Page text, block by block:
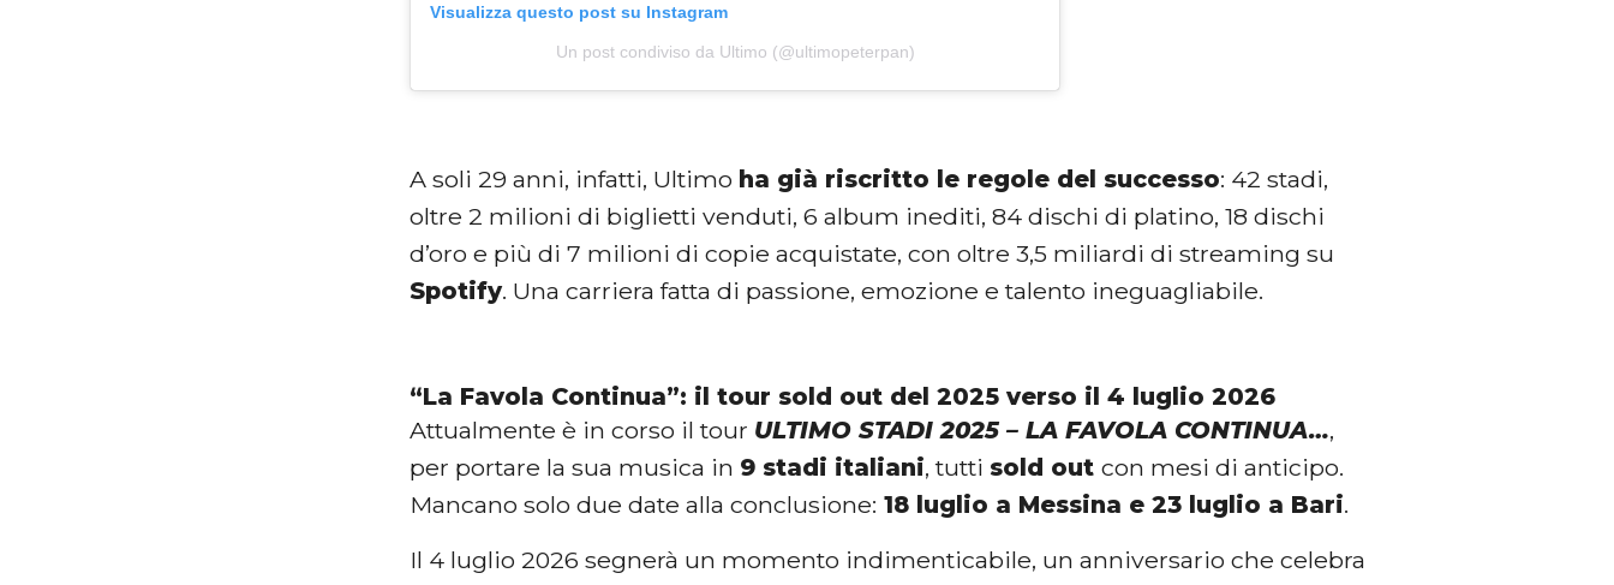
Visualizza questo post su Instagram
Un post condiviso da Ultimo (@ultimopeterpan)
A soli 29 anni, infatti, Ultimo ha già riscritto le regole del successo: 42 stadi,
oltre 2 milioni di biglietti venduti, 6 album inediti, 84 dischi di platino, 18 dischi
d’oro e più di 7 milioni di copie acquistate, con oltre 3,5 miliardi di streaming su
Spotify. Una carriera fatta di passione, emozione e talento ineguagliabile.
“La Favola Continua”: il tour sold out del 2025 verso il 4 luglio 2026
Attualmente è in corso il tour ULTIMO STADI 2025 – LA FAVOLA CONTINUA…,
per portare la sua musica in 9 stadi italiani, tutti sold outcon mesi di anticipo.
Mancano solo due date alla conclusione: 18 luglio a Messina e 23 luglio a Bari.
Il 4 luglio 2026 segnerà un momento indimenticabile, un anniversario che celebra